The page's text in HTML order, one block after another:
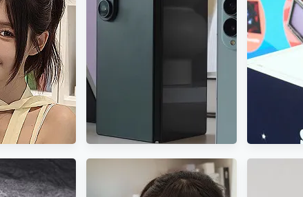
2億 APO蔡司長焦神機降臨~ vivo X200 Pro、vivo X200 就是
EaseUS Vocal Remover 免費線上去聲器一鍵去除人聲 人聲
3 個超值 MHN 飛人工具分享~~ iToolab AnyGo 魔物獵人
Locawhere AnyTo 寶可夢飛人 AnyTo 不出門也可以飛遍全世界
小體積 40000mAh 超大容量 一次充5個設備 充好充滿
97.3% 恢復率，資料救援就是這麼簡單 EaseUS Data
磁碟系統大風吹 有了 磁碟管理程式 EaseUS Partition Master
全新 SONY Xperia 1 VI 開箱! 相機實測! 長焦覆蓋更遠更清晰
Xiaomi 14 Ultra 開箱 評測~ 有深度的 Leica 影像旗艦手機! 加
vivo TWS 3e 真無線藍牙耳機智慧降噪升級、音質明亮溫潤，
MSI Claw 掌機專屬配件包 來囉 完美保護 MSI Claw A1M-
人像旗艦 vivo V30 系列 開箱 評測! 首搭蔡司光學鏡頭、攝影
多個願望一次滿足 超強散熱 微星 MSI Claw A1M-026TW 電競